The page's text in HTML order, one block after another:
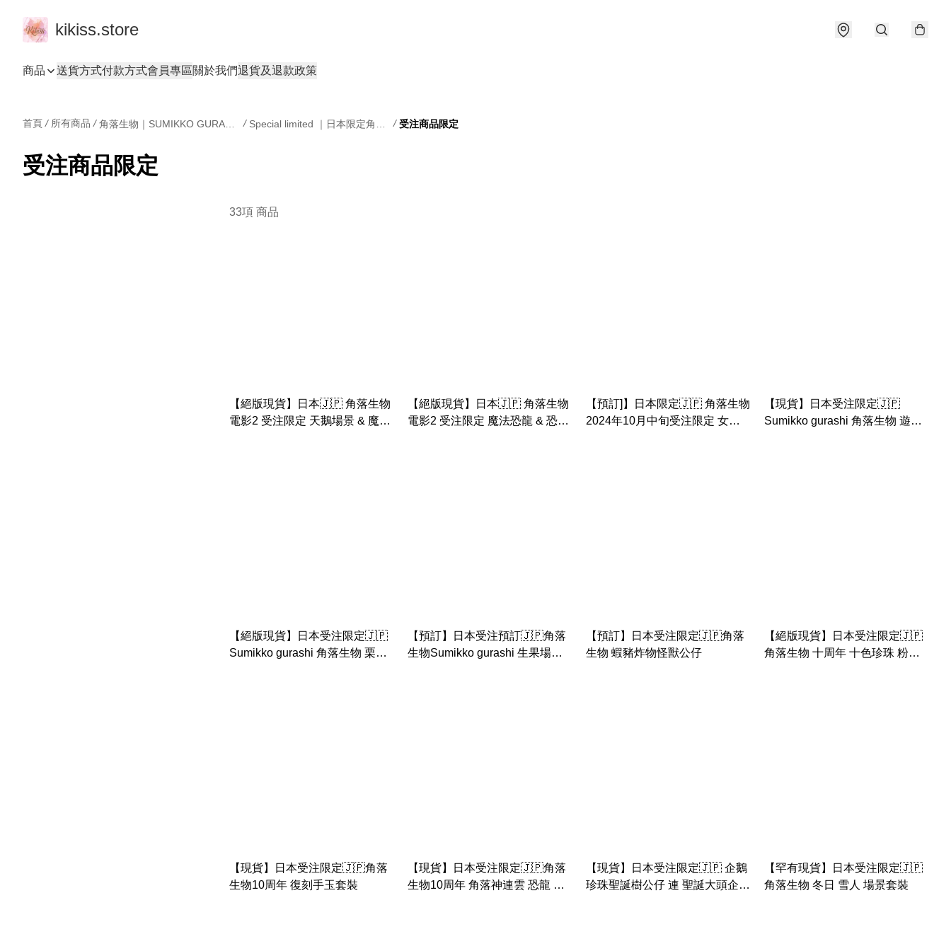
kikiss.store
商品 送貨方式付款方式會員專區關於我們退貨及退款政策
首頁 / 所有商品 / / / 受注商品限定
受注商品限定
33項 商品
【絕版現貨】日本🇯🇵 角落生物
電影2 受注限定 天鵝場景 & 魔法
【絕版現貨】日本🇯🇵 角落生物
電影2 受注限定 魔法恐龍 & 恐龍
【預訂]】日本限定🇯🇵 角落生物
2024年10月中旬受注限定 女兒
【現貨】日本受注限定🇯🇵
Sumikko gurashi 角落生物 遊樂
【絕版現貨】日本受注限定🇯🇵
Sumikko gurashi 角落生物 栗子
【預訂】日本受注預訂🇯🇵角落
生物Sumikko gurashi 生果場景
【預訂】日本受注限定🇯🇵角落
生物 蝦豬炸物怪獸公仔
【絕版現貨】日本受注限定🇯🇵
角落生物 十周年 十色珍珠 粉圓
【現貨】日本受注限定🇯🇵角落
生物10周年 復刻手玉套裝
【現貨】日本受注限定🇯🇵角落
生物10周年 角落神連雲 恐龍 企
【現貨】日本受注限定🇯🇵 企鵝
珍珠聖誕樹公仔 連 聖誕大頭企鵝
【罕有現貨】日本受注限定🇯🇵
角落生物 冬日 雪人 場景套裝